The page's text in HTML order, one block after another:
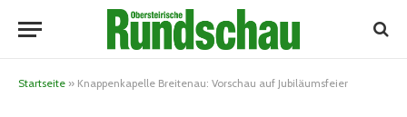
Startseite » Knappenkapelle Breitenau: Vorschau auf Jubiläumsfeier